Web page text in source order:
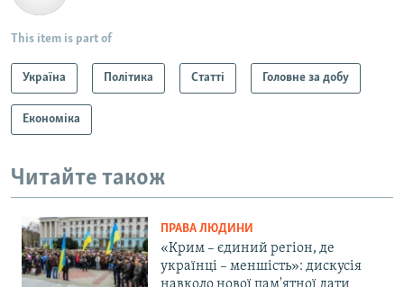
This item is part of
Україна Політика Статті Головне за добу
Економіка
Читайте також
ПРАВА ЛЮДИНИ
«Крим – єдиний регіон, де
українці – меншість»: дискусія